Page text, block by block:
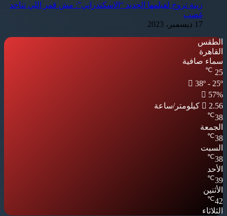
زينة تروج لفيلمها الجديد “الإسكندراني”: مش قمر اللي تتاخد
غصب
17 ديسمبر، 2023
الطقس
القاهرة
سماء صافية
25
℃
38º - 25º
57%
2.56 كيلومتر/ساعة
38
℃
الجمعة
38
℃
السبت
38
℃
الأحد
39
℃
الأثنين
42
℃
الثلاثاء